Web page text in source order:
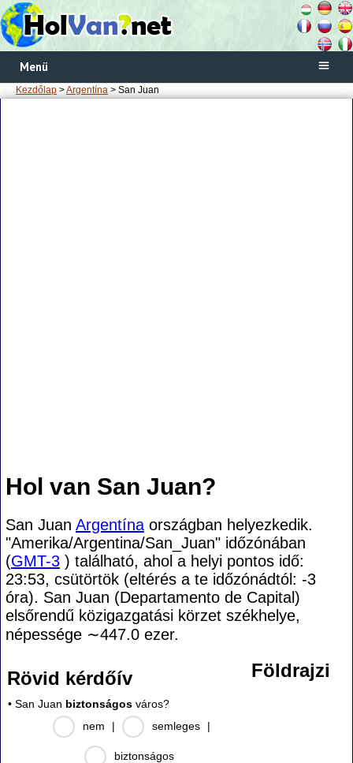
Menü
Kezdőlap >Argentína > San Juan
Hol van San Juan?
San Juan Argentína országban helyezkedik.
"Amerika/Argentina/San_Juan" időzónában
(GMT-3 ) található, ahol a helyi pontos idő:
23:53, csütörtök (eltérés a te időzónádtól: -3
óra). San Juan (Departamento de Capital)
elsőrendű közigazgatási körzet székhelye,
népessége ∼447.0 ezer.
Rövid kérdőív
• San Juan biztonságos város?
nem
| semleges |
biztonságos
Földrajzi